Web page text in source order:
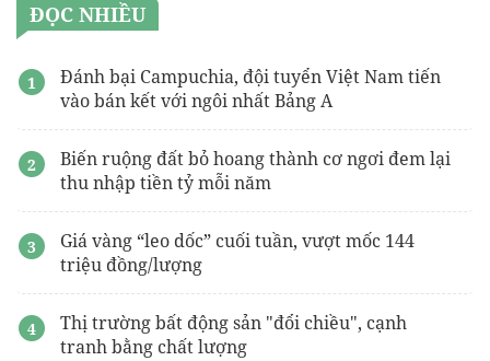
ĐỌC NHIỀU
Đánh bại Campuchia, đội tuyển Việt Nam tiến
vào bán kết với ngôi nhất Bảng A
Biến ruộng đất bỏ hoang thành cơ ngơi đem lại
thu nhập tiền tỷ mỗi năm
Giá vàng “leo dốc” cuối tuần, vượt mốc 144
triệu đồng/lượng
Thị trường bất động sản "đổi chiều", cạnh
tranh bằng chất lượng